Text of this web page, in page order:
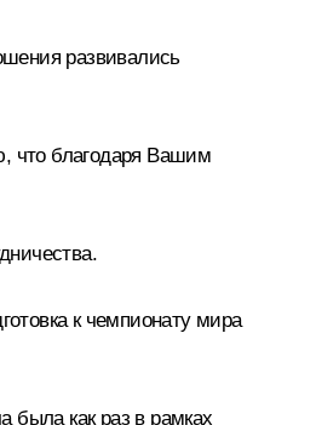
развивались
что благодаря Вашим
к чемпионату мира
была как раз в рамках